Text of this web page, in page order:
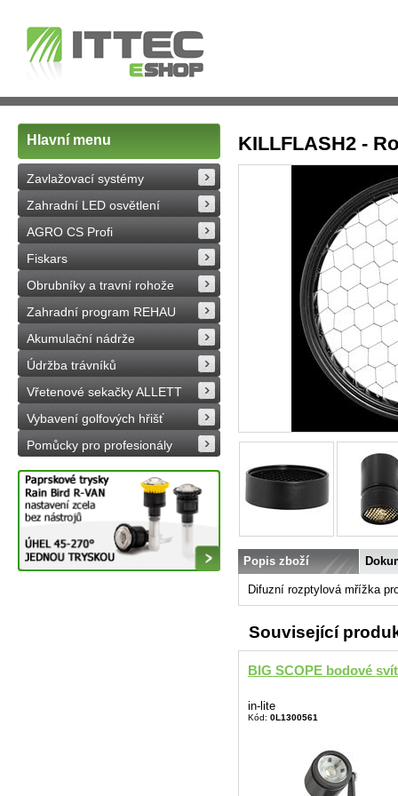
Hlavní menu
Zavlažovací systémy
Zahradní LED osvětlení
AGRO CS Profi
Fiskars
Obrubníky a travní rohože
Zahradní program REHAU
Akumulační nádrže
Údržba trávníků
Vřetenové sekačky ALLETT
Vybavení golfových hřišť
Pomůcky pro profesionály
KILLFLASH2 -
Popis zboží
Difuzní rozptylová mřížka
Související
BIG SCOPE bodové
in-lite
Kód: 0L1300561